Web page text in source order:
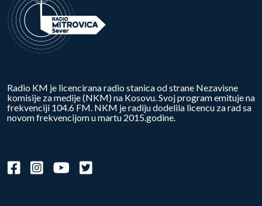
Radio KM je licencirana radio stanica od strane Nezavisne
komisije za medije (NKM) na Kosovu. Svoj program emituje na
frekvenciji 104.6 FM. NKM je radiju dodelila licencu za rad sa
novom frekvencijom u martu 2015.godine.